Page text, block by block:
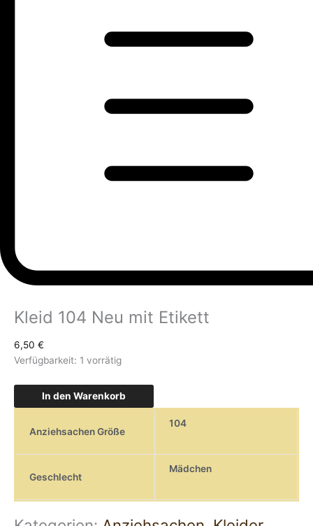
Kleid 104 Neu mit Etikett
6,50 €
Verfügbarkeit: 1 vorrätig
In den Warenkorb
Anziehsachen Größe
104
Geschlecht
Mädchen